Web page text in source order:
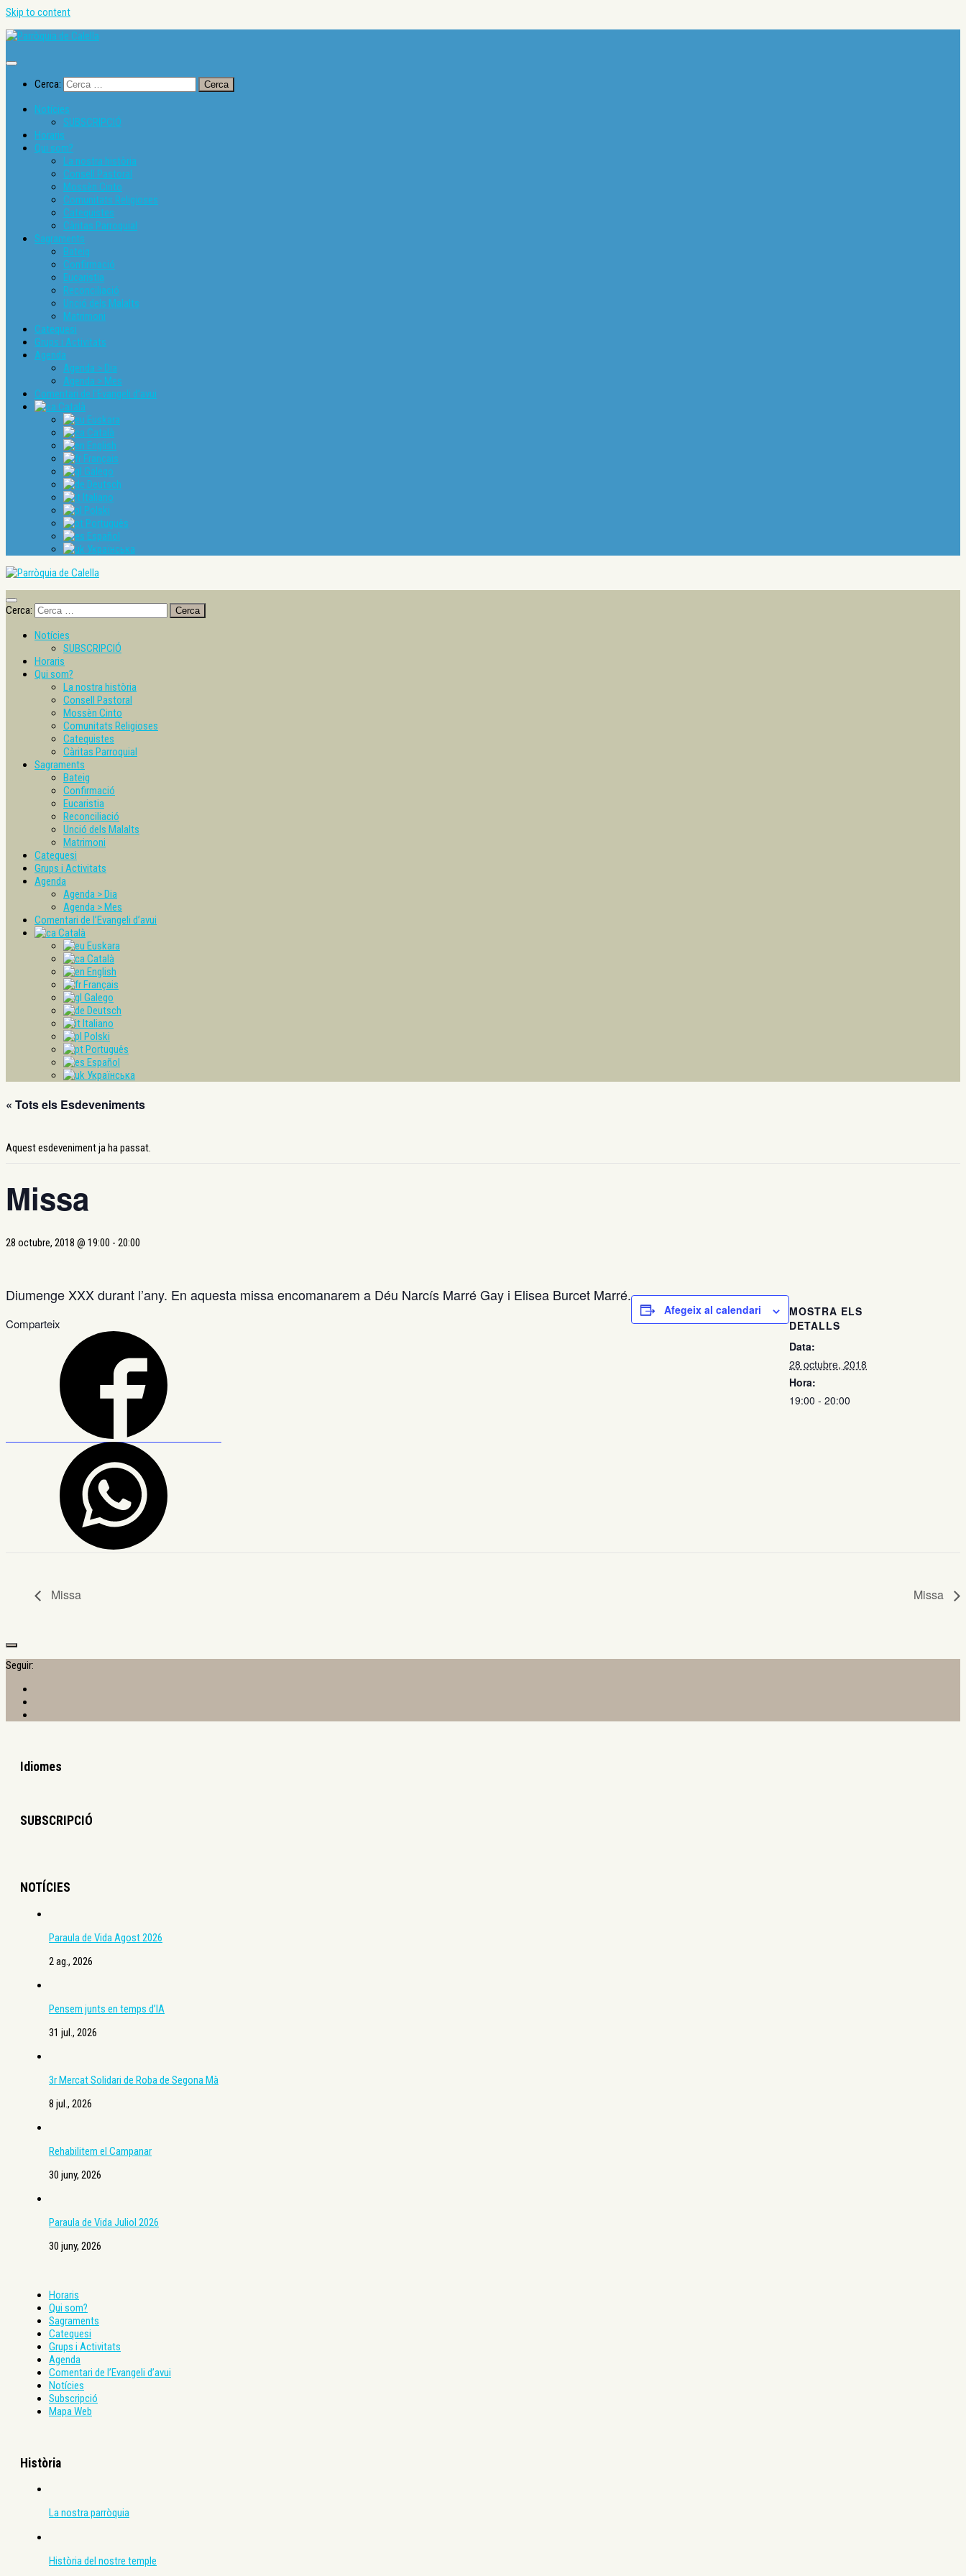
Skip to content
Cerca:
Notícies
SUBSCRIPCIÓ
Horaris
Qui som?
La nostra història
Consell Pastoral
Mossèn Cinto
Comunitats Religioses
Catequistes
Càritas Parroquial
Sagraments
Bateig
Confirmació
Eucaristia
Reconciliació
Unció dels Malalts
Matrimoni
Catequesi
Grups i Activitats
Agenda
Agenda > Dia
Agenda > Mes
Comentari de l’Evangeli d’avui
Català
Euskara
Català
English
Français
Galego
Deutsch
Italiano
Polski
Português
Español
Українська
Cerca:
Notícies
SUBSCRIPCIÓ
Horaris
Qui som?
La nostra història
Consell Pastoral
Mossèn Cinto
Comunitats Religioses
Catequistes
Càritas Parroquial
Sagraments
Bateig
Confirmació
Eucaristia
Reconciliació
Unció dels Malalts
Matrimoni
Catequesi
Grups i Activitats
Agenda
Agenda > Dia
Agenda > Mes
Comentari de l’Evangeli d’avui
Català
Euskara
Català
English
Français
Galego
Deutsch
Italiano
Polski
Português
Español
Українська
« Tots els Esdeveniments
Aquest esdeveniment ja ha passat.
Missa
28 octubre, 2018 @ 19:00 - 20:00
Diumenge XXX durant l’any. En aquesta missa encomanarem a Déu Narcís Marré Gay i Elisea Burcet Marré.
Comparteix
Afegeix al calendari
MOSTRA ELS
DETALLS
Data:
28 octubre, 2018
Hora:
19:00 - 20:00
Missa Missa
Seguir:
Idiomes
SUBSCRIPCIÓ
NOTÍCIES
Paraula de Vida Agost 2026
2 ag., 2026
Pensem junts en temps d’IA
31 jul., 2026
3r Mercat Solidari de Roba de Segona Mà
8 jul., 2026
Rehabilitem el Campanar
30 juny, 2026
Paraula de Vida Juliol 2026
30 juny, 2026
Horaris
Qui som?
Sagraments
Catequesi
Grups i Activitats
Agenda
Comentari de l’Evangeli d’avui
Notícies
Subscripció
Mapa Web
Història
La nostra parròquia
Història del nostre temple